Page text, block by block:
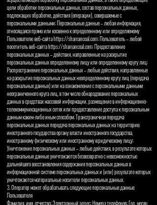
цели обработки персональных данных, состав персональных данных,
подлежащих обработке, действия (операции), совершаемые с
персональными данными; Персональные данные – любая информация,
относящаяся прямо или косвенно к определенному или определяемому
Пользователю веб-сайта https://shamancoal.com; Пользователь – любой
посетитель веб-сайта https://shamancoal.com; Предоставление
персональных данных – действия, направленные на раскрытие
персональных данных определенному лицу или определенному кругу лиц;
Распространение персональных данных – любые действия, направленные
на раскрытие персональных данных неопределенному кругу лиц (передача
персональных данных) или на ознакомление с персональными данными
неограниченного круга лиц, в том числе обнародование персональных
данных в средствах массовой информации, размещение в информационно-
телекоммуникационных сетях или предоставление доступа к персональным
данным каким-либо иным способом; Трансграничная передача
персональных данных передача персональных данных на территорию
иностранного государства органу власти иностранного государства,
иностранному физическому или иностранному юридическому лицу;
Уничтожение персональных данных – любые действия, в результате которых
персональные данные уничтожаются безвозвратно с невозможностью
дальнейшего восстановления содержания персональных данных в
информационной системе персональных данных и (или) результате которых
уничтожаются материальные носители персональных данных.
3. Оператор может обрабатывать следующие персональные данные
Пользователя
Фамилия, имя, отчество; Электронный адрес; Номера телефонов; Год, месяц,